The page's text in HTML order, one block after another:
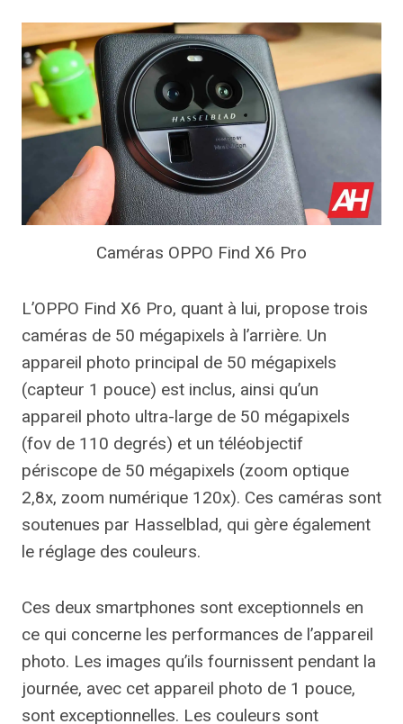
Caméras OPPO Find X6 Pro
L’OPPO Find X6 Pro, quant à lui, propose trois
caméras de 50 mégapixels à l’arrière. Un
appareil photo principal de 50 mégapixels
(capteur 1 pouce) est inclus, ainsi qu’un
appareil photo ultra-large de 50 mégapixels
(fov de 110 degrés) et un téléobjectif
périscope de 50 mégapixels (zoom optique
2,8x, zoom numérique 120x). Ces caméras sont
soutenues par Hasselblad, qui gère également
le réglage des couleurs.
Ces deux smartphones sont exceptionnels en
ce qui concerne les performances de l’appareil
photo. Les images qu’ils fournissent pendant la
journée, avec cet appareil photo de 1 pouce,
sont exceptionnelles. Les couleurs sont